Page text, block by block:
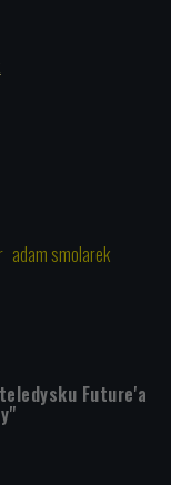
adam smolarek
Future'a